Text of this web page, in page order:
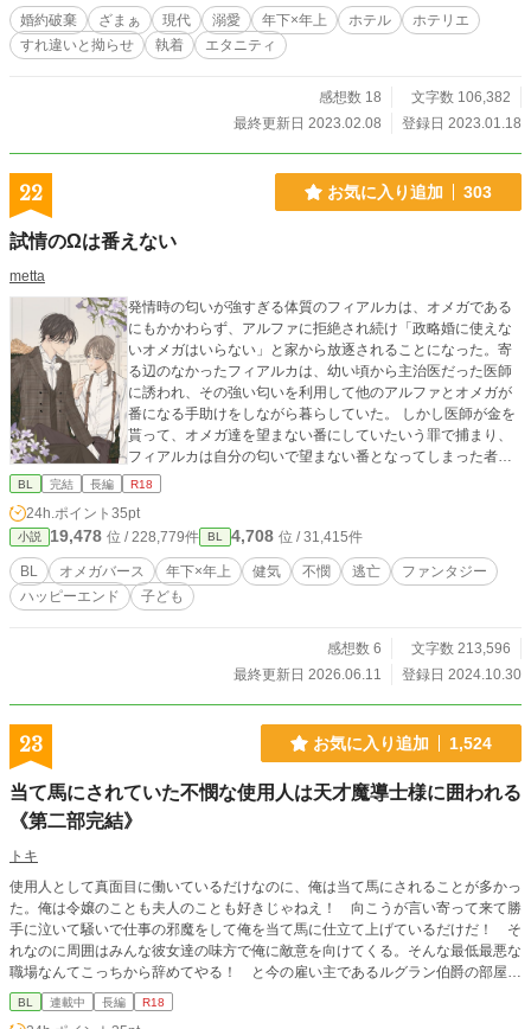
る代わりに、〝恋人ごっこ〟を求めてきた！？ ※ムーンライ
トノベルズ様、エブリスタ様にも投稿しています ※表紙はか
んたん表紙メーカーで作成しました
婚約破棄 ざまぁ 現代 溺愛 年下×年上 ホテル
ホテリエ
すれ違いと拗らせ
執着 エタニティ
感想数 18
文字数 106,382
最終更新日 2023.02.08
登録日 2023.01.18
22 お気に入り追加 303
試情のΩは番えない
metta
発情時の匂いが強すぎる体質のフィアルカは、オメガである
にもかかわらず、アルファに拒絶され続け「政略婚に使えな
いオメガはいらない」と家から放逐されることになった。寄
る辺のなかったフィアルカは、幼い頃から主治医だった医師
に誘われ、その強い匂いを利用して他のアルファとオメガが
番になる手助けをしながら暮らしていた。 しかし医師が金を
貰って、オメガ達を望まない番にしていたいう罪で捕まり、
フィアルカは自分の匂いで望まない番となってしまった者が
いるということを知る。 その事実に打ちひしがれるフィアル
そして青年との間に子を設けることだった。 フィアルカは青
年に「罪びとのオメガ」だと罵られ拒絶されてしまうが、青
年の拒絶は病をフィアルカに移さないためのものだと気づい
たフィアルカは献身的に青年に仕え、やがて心を通わせてい
くがー一 病の青年‪α‬×発情の強すぎるΩ 紆余曲折ありますがハ
創作BL」の1次創作タグ企画に参加させていただいたツイノ
ベをお話にしたものになります。素敵な表紙絵もimoooさん
BL 完結 長編 R18
24h.ポイント 35pt
小説 19,478 位 / 228,779件 BL 4,708 位 / 31,415件
BL オメガバース 年下×年上 健気 不憫 逃亡
ファンタジー
ハッピーエンド
子ども
感想数 6
文字数 213,596
最終更新日 2026.06.11
登録日 2024.10.30
23 お気に入り追加 1,524
当て馬にされていた不憫な使用人は天才魔導士様に囲われる
《第二部完結》
トキ
使用人として真面目に働いているだけなのに、俺は当て馬にされることが多かっ
た。俺は令嬢のことも夫人のことも好きじゃねえ！ 向こうが言い寄って来て勝
手に泣いて騒いで仕事の邪魔をして俺を当て馬に仕立て上げているだけだ！ そ
れなのに周囲はみんな彼女達の味方で俺に敵意を向けてくる。そんな最低最悪な
職場なんてこっちから辞めてやる！ と今の雇い主であるルグラン伯爵の部屋を
訪れたら、其処には銀髪のイケメンさんが立っていた。旦那様と夫人は俺を悪者
にしようと必死だが、イケメンさんには二人の言い分は一切通用せず、気付くと
BL 連載中 長編 R18